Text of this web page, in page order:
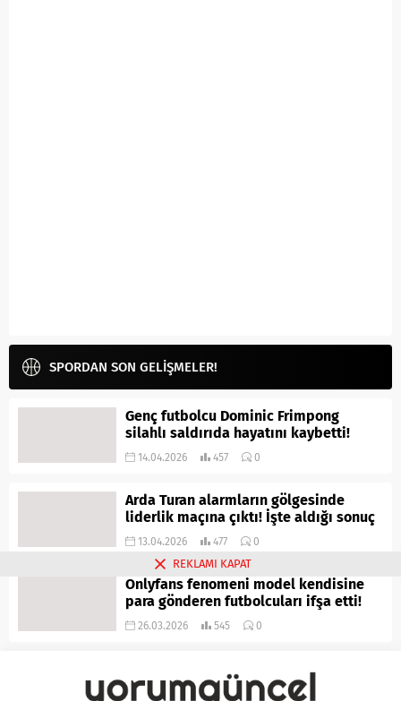
SPORDAN SON GELİŞMELER!
Genç futbolcu Dominic Frimpong
silahlı saldırıda hayatını kaybetti!
14.04.2026 457 0
Arda Turan alarmların gölgesinde
liderlik maçına çıktı! İşte aldığı sonuç
13.04.2026 477 0
Onlyfans fenomeni model kendisine
para gönderen futbolcuları ifşa etti!
26.03.2026 545 0
REKLAMI KAPAT